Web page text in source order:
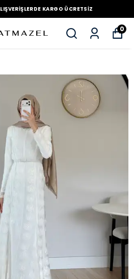
KARGO ÜCRETSIZ
0